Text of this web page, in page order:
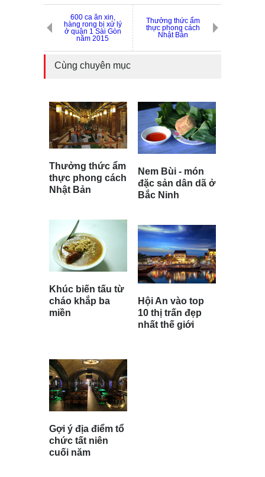
600 ca ăn xin,
hàng rong bị xử lý
ở quận 1 Sài Gòn
năm 2015
Thưởng thức ẩm
thực phong cách
Nhật Bản
Cùng chuyên mục
Thưởng thức ẩm
thực phong cách
Nhật Bản
Khúc biến tấu từ
cháo khắp ba
miền
Nem Bùi - món
đặc sản dân dã ở
Bắc Ninh
Hội An vào top
10 thị trấn đẹp
nhất thế giới
Gợi ý địa điểm tổ
chức tất niên
cuối năm